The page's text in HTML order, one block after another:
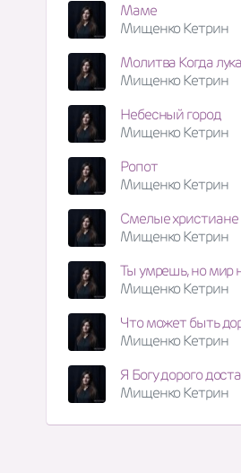
Маме
Мищенко Кетрин
Молитва Когда
Мищенко Кетрин
Небесный город
Мищенко Кетрин
Ропот
Мищенко Кетрин
Смелые христиане
Мищенко Кетрин
Ты умрешь, но мир
Мищенко Кетрин
Что может быть
Мищенко Кетрин
Я Богу дорого
Мищенко Кетрин